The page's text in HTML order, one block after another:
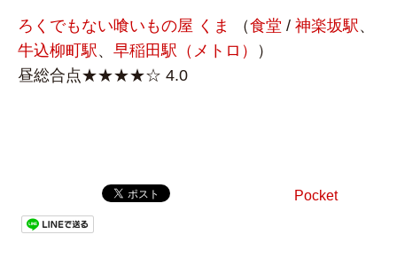
ろくでもない喰いもの屋 くま （食堂 / 神楽坂駅 、
牛込柳町駅 、 早稲田駅（メトロ）
）
昼総合点★★★★☆ 4.0
Pocket